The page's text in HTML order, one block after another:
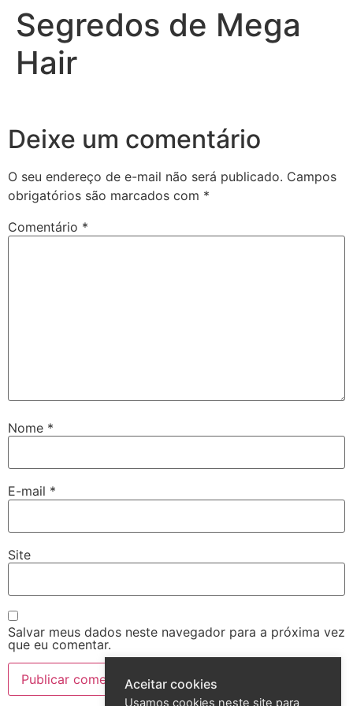
Segredos de Mega
Hair
Deixe um comentário
O seu endereço de e-mail não será publicado. Campos
obrigatórios são marcados com *
Comentário *
Nome *
E-mail *
Site
Salvar meus dados neste navegador para a próxima vez
que eu comentar.
Aceitar cookies
Usamos cookies neste site para